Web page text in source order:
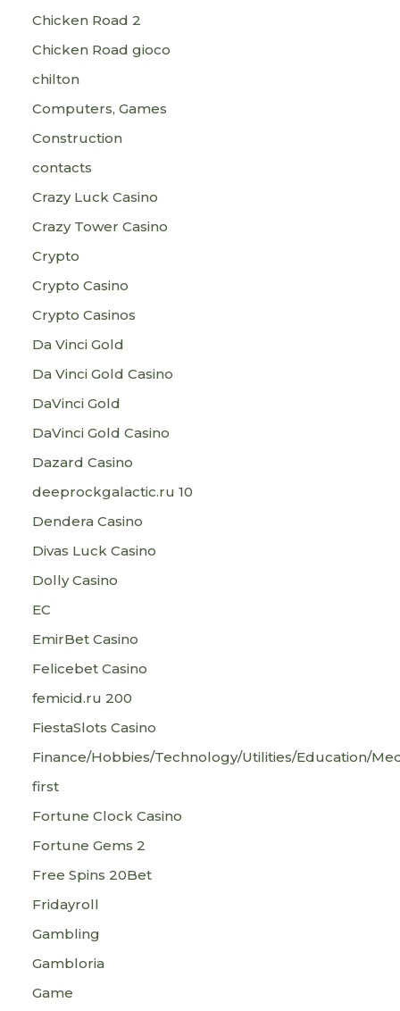
Chicken Road 2
Chicken Road gioco
chilton
Computers, Games
Construction
contacts
Crazy Luck Casino
Crazy Tower Сasino
Crypto
Crypto Casino
Crypto Casinos
Da Vinci Gold
Da Vinci Gold Casino
DaVinci Gold
DaVinci Gold Casino
Dazard Casino
deeprockgalactic.ru 10
Dendera Casino
Divas Luck Casino
Dolly Casino
EC
EmirBet Casino
Felicebet Casino
femicid.ru 200
FiestaSlots Casino
Finance/Hobbies/Technology/Utilities/Education/
first
Fortune Clock Casino
Fortune Gems 2
Free Spins 20Bet
Fridayroll
Gambling
Gambloria
Game